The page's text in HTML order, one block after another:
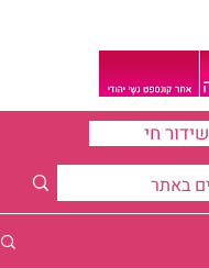
שידור חי